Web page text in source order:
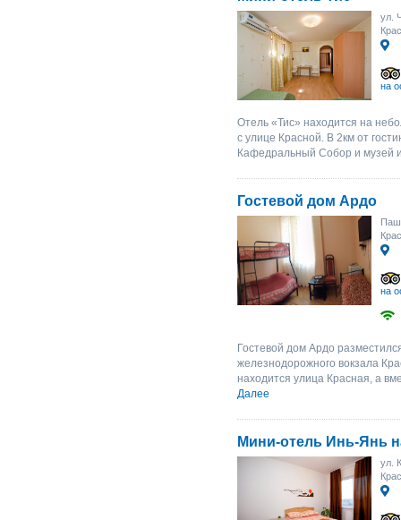
ул.
на
Отель «Тис» находится на
с улице Красной. В 2км от
Кафедральный Собор и музей
Гостевой дом Ардо
на
Гостевой дом Ардо
железнодорожного вокзала
находится улица Красная, а
Далее
Мини-отель Инь-Янь
ул.